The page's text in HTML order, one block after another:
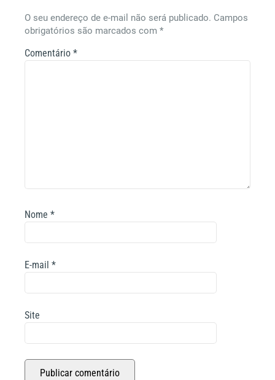
O seu endereço de e-mail não será publicado. Campos
obrigatórios são marcados com *
Comentário *
Nome *
E-mail *
Site